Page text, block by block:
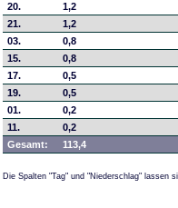
20.
1,2
21.
1,2
03.
0,8
15.
0,8
17.
0,5
19.
0,5
01.
0,2
11.
0,2
Gesamt:
113,4
Die Spalten "Tag" und "Niederschlag" lassen